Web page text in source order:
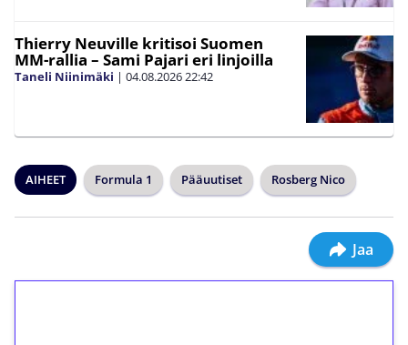
Thierry Neuville kritisoi Suomen
MM-rallia – Sami Pajari eri linjoilla
Taneli Niinimäki | 04.08.202622:42
AIHEET Formula 1 Pääuutiset Rosberg Nico
Jaa